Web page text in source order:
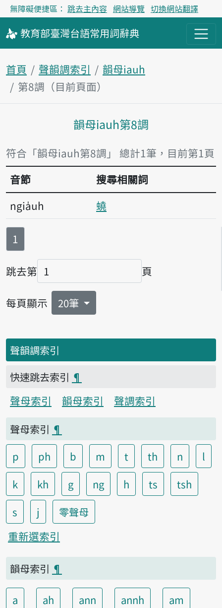
無障礙便捷區： 跳去主內容 網站導覽 切換網站翻譯
教育部臺灣台語常用詞辭典
首頁 聲韻調索引
韻母iauh
第8調（目前頁面）
主內容區塊
韻母iauh第8調
符合「韻母iauh第8調」 總計1筆，目前第1頁
音節
搜尋相關詞
ngia̍uh
蟯
第
1
跳去第
頁碼
頁
每頁顯示 20筆
聲韻調索引
快速跳去索引 ¶
聲母索引
韻母索引
聲調索引
聲母索引 ¶
p
ph b m t th n
l
k
kh g ng h ts
tsh
s
j
零聲母
重新選索引
韻母索引 ¶
a ah ann annh
am